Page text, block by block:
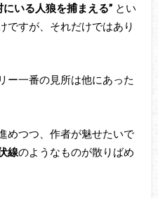
にいる人狼を捕まえる” とい
ですが、それだけではあり
ー一番の見所は他にあった
めつつ、作者が魅せたいで
線のようなものが散りばめ